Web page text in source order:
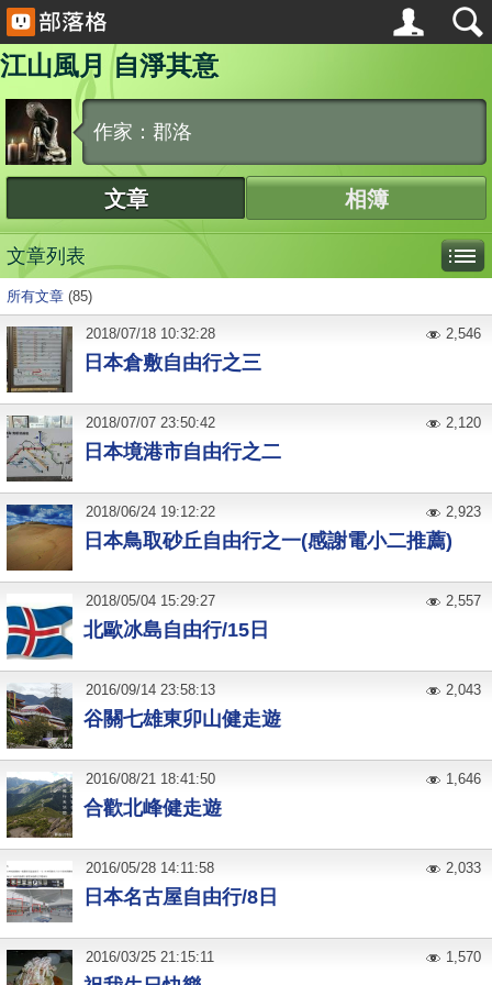
江山風月 自淨其意
作家：郡洛
文章 相簿
文章列表
所有文章 (85)
日本倉敷自由行之三
2018/07/18 10:32:28 2,546
日本境港市自由行之二
2018/07/07 23:50:42 2,120
日本鳥取砂丘自由行之一(感謝電小二推薦)
2018/06/24 19:12:22 2,923
北歐冰島自由行/15日
2018/05/04 15:29:27 2,557
谷關七雄東卯山健走遊
2016/09/14 23:58:13 2,043
合歡北峰健走遊
2016/08/21 18:41:50 1,646
日本名古屋自由行/8日
2016/05/28 14:11:58 2,033
2016/03/25 21:15:11 1,570